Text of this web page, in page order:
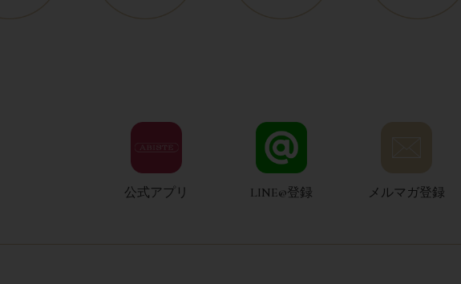
公式アプリ LINE@登録 メルマガ登録